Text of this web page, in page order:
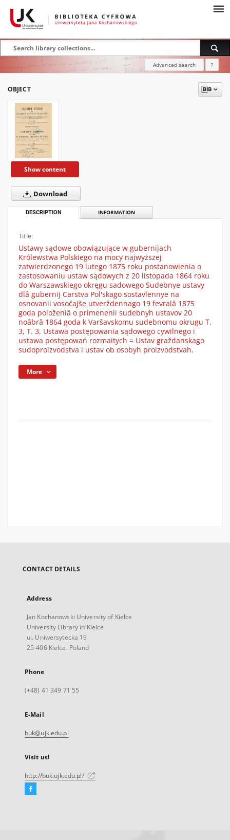
Advanced search ?
OBJECT
Show content
Download
DESCRIPTION INFORMATION
Title:
Ustawy sądowe obowiązujące w gubernijach
Królewstwa Polskiego na mocy najwyższej
zatwierdzonego 19 lutego 1875 roku postanowienia o
zastosowaniu ustaw sądowych z 20 listopada 1864 roku
do Warszawskiego okręgu sadowego Sudebnye ustavy
dlâ gubernij Carstva Pol'skago sostavlennye na
osnovanii vosočajše utverždennago 19 fevralâ 1875
goda položeniâ o primenenii sudebnyh ustavov 20
noâbrâ 1864 goda k Varšavskomu sudebnomu okrugu T.
3, T. 3, Ustawa postępowania sądowego cywilnego i
ustawa postępowań rozmaitych = Ustav graždanskago
sudoproizvodstva i ustav ob osobyh proizvodstvah.
More
CONTACT DETAILS
Address
Jan Kochanowski University of Kielce
University Library in Kielce
ul. Uniwersytecka 19
25-406 Kielce, Poland
Phone
(+48) 41 349 71 55
E-Mail
buk@ujk.edu.pl
Visit us!
http://buk.ujk.edu.pl/
Facebook